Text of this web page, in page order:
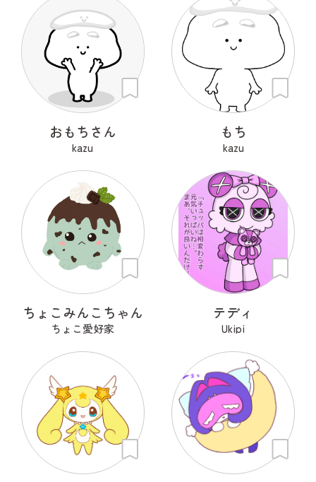
おもちさん
kazu
もち
kazu
ちょこみんこちゃん
ちょこ愛好家
テディ
Ukipi